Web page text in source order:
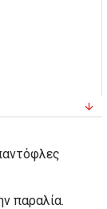
παραλία.